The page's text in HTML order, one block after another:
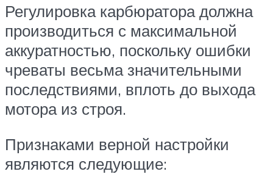
Регулировка карбюратора должна
производиться с максимальной
аккуратностью, поскольку ошибки
чреваты весьма значительными
последствиями, вплоть до выхода
мотора из строя.
Признаками верной настройки
являются следующие: